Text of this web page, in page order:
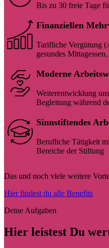
Bis zu 30 freie Tage
Finanziellen
Tarifliche Vergütung
gesundes
Moderne
Weiterentwicklung
Begleitung während
Sinnstiftendes
Berufliche Tätigkeit
Bereiche der Stiftung
Das und noch viele weitere
Hier findest du alle Benefits
Deine Aufgaben
Hier leistest Du